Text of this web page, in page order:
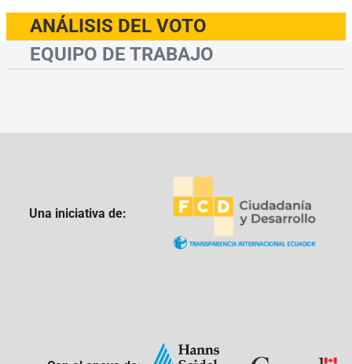
ANÁLISIS DEL VOTO
EQUIPO DE TRABAJO
Una iniciativa de: